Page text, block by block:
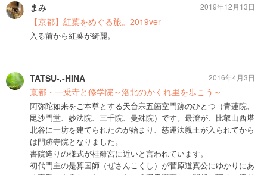
まみ
【京都】紅葉をめぐる旅。2019ver
入る前から紅葉が綺麗。
2019年12月13日
TATSU-.-HINA
京都・一乗寺と修学院～洛北のかくれ里を歩こう～
阿弥陀如来をご本尊とする天台宗五箇室門跡のひとつ（青蓮院、
毘沙門堂、妙法院、三千院、曼殊院）です。最澄が、比叡山西塔
北谷に一坊を建てられたのが始まり、慈運法親王が入られてから
は門跡寺院となりました。
書院造りの様式が桂離宮に近いと言われています。
初代門主の是算国師（ぜさんこくし）が菅原道真公にゆかりにあ
2016年4月3日